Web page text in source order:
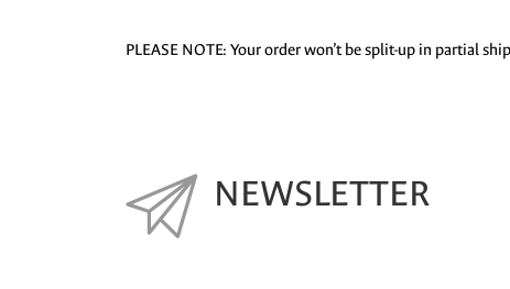
PLEASE NOTE: Your order won’t be split-up in partial
NEWSLETTER